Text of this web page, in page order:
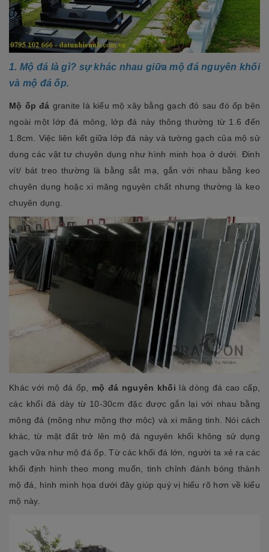
1. Mộ đá là gì? sự khác nhau giữa mộ đá nguyên khối
và mộ đá ốp.
Mộ ốp đá granite là kiểu mộ xây bằng gạch đỏ sau đó ốp bên
ngoài một lớp đá mỏng, lớp đá này thông thường từ 1.6 đến
1.8cm. Việc liên kết giữa lớp đá này và tường gạch của mộ sử
dụng các vật tư chuyên dụng như hình minh họa ở dưới. Đinh
vít/ bát treo thường là bằng sắt mạ, gắn với nhau bằng keo
chuyên dụng hoặc xi măng nguyên chất nhưng thường là keo
chuyên dụng.
Khác với mộ đá ốp, mộ đá nguyên khối là dòng đá cao cấp,
các khối đá dày từ 10-30cm đặc được gắn lại với nhau bằng
mộng đá (mộng như mộng thợ mộc) và xi măng tinh. Nói cách
khác, từ mặt đất trở lên mộ đá nguyên khối không sử dụng
gạch vữa như mộ đá ốp. Từ các khối đá lớn, người ta xẻ ra các
khối định hình theo mong muốn, tinh chỉnh đánh bóng thành
mộ đá, hình minh họa dưới đây giúp quý vị hiểu rõ hơn về kiểu
mộ này.